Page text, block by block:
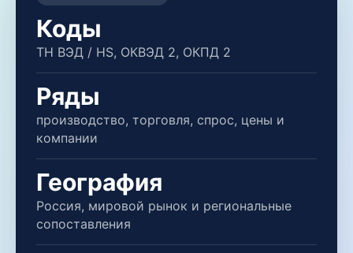
Коды
ТН ВЭД / HS, ОКВЭД 2, ОКПД 2
Ряды
производство, торговля, спрос, цены и
компании
География
Россия, мировой рынок и региональные
сопоставления